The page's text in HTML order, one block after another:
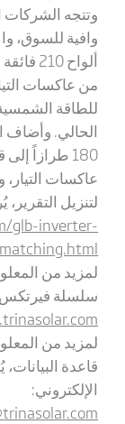
وتتجه الشركات
وافية للسوق،
ألواح
من عاكسات
للطاقة
الحالي.
180 طرازاً إلى قاعدة بيانات ترينا سولار ل
عاكسات
لتنزيل
glb-inverter-
matching.html
لمزيد من
سلسلة فيرتكس 210، يُرجى زيارة الصفحة:
لمزيد من
قاعدة
الإلكتروني: